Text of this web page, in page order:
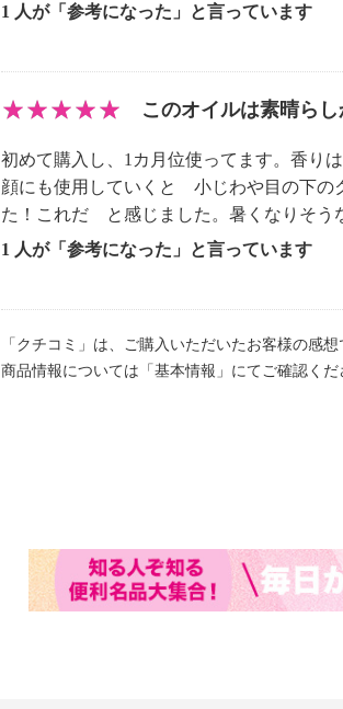
1 人が「参考になった」と言っています
このオイルは素晴ら
初めて購入し、1カ月位使ってます。香り
顔にも使用していくと 小じわや目の下の
た！これだ と感じました。暑くなりそう
1 人が「参考になった」と言っています
「クチコミ」は、ご購入いただいたお客様の感
商品情報については「基本情報」にてご確認くだ